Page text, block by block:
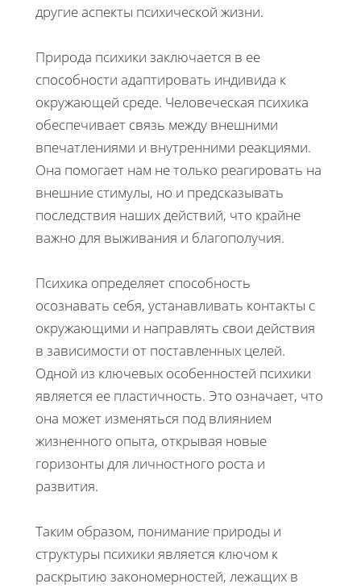
другие аспекты психической жизни.
Природа психики заключается в ее
способности адаптировать индивида к
окружающей среде. Человеческая психика
обеспечивает связь между внешними
впечатлениями и внутренними реакциями.
Она помогает нам не только реагировать на
внешние стимулы, но и предсказывать
последствия наших действий, что крайне
важно для выживания и благополучия.
Психика определяет способность
осознавать себя, устанавливать контакты с
окружающими и направлять свои действия
в зависимости от поставленных целей.
Одной из ключевых особенностей психики
является ее пластичность. Это означает, что
она может изменяться под влиянием
жизненного опыта, открывая новые
горизонты для личностного роста и
развития.
Таким образом, понимание природы и
структуры психики является ключом к
раскрытию закономерностей, лежащих в